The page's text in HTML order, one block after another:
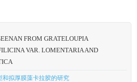
FROM GRATELOUPIA
VAR. LOMENTARIA AND
和拟厚膜藻卡拉胶的研究